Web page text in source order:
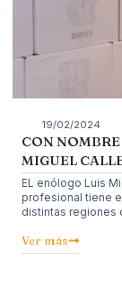
19/02/2024
CON
MIGUEL
EL enólogo Luis
profesional tiene
distintas regiones
Ver más